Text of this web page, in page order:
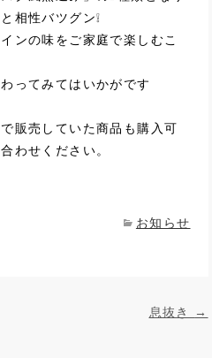
相性バツグン❕
ンの味をご家庭で楽しむこ
ってみてはいかがです
販売していた商品も購入可
わせください。
お知らせ
息抜き →